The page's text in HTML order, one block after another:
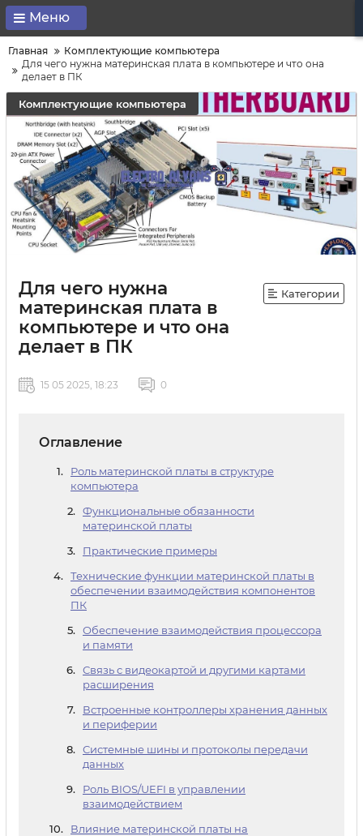
Меню
Главная
Комплектующие компьютера
Для чего нужна материнская плата в компьютере и что она
делает в ПК
Комплектующие компьютера
Для чего нужна
материнская плата в
компьютере и что она
делает в ПК
Категории
15 05 2025, 18:23 0
Оглавление
Роль материнской платы в структуре
компьютера
Функциональные обязанности
материнской платы
Практические примеры
Технические функции материнской платы в
обеспечении взаимодействия компонентов
ПК
Обеспечение взаимодействия процессора
и памяти
Связь с видеокартой и другими картами
расширения
Встроенные контроллеры хранения данных
и периферии
Системные шины и протоколы передачи
данных
Роль BIOS/UEFI в управлении
взаимодействием
Влияние материнской платы на